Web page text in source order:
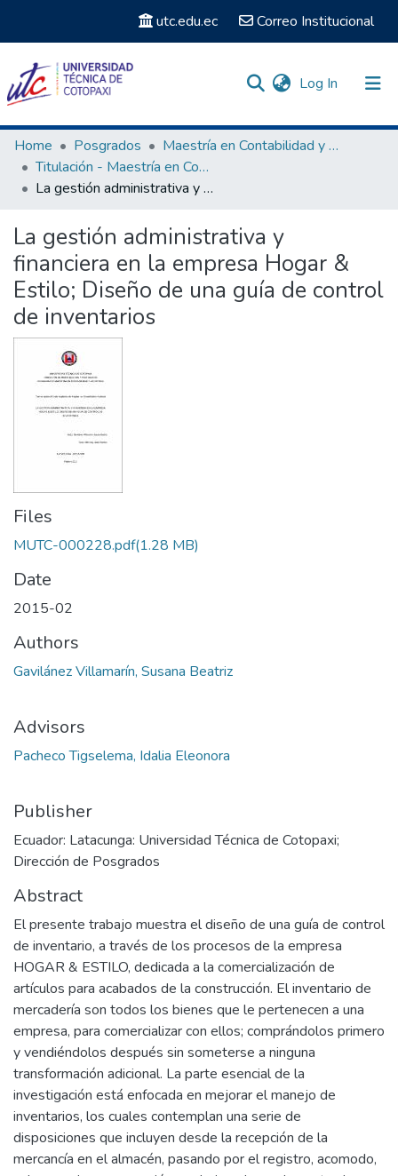
utc.edu.ec Correo Institucional
Log In (current)
Communities & Collections
Search
Home Posgrados
Maestría en Contabilidad y Auditoria
Titulación - Maestría en Contabilidad y Auditoría
La gestión administrativa y financiera en la empresa Hogar & Estilo; Diseño de una guía de control de inventarios
La gestión administrativa y
financiera en la empresa Hogar &
Estilo; Diseño de una guía de control
de inventarios
Files
MUTC-000228.pdf(1.28 MB)
Date
2015-02
Authors
Gavilánez Villamarín, Susana Beatriz
Advisors
Pacheco Tigselema, Idalia Eleonora
Publisher
Ecuador: Latacunga: Universidad Técnica de Cotopaxi;
Dirección de Posgrados
Abstract
El presente trabajo muestra el diseño de una guía de control
de inventario, a través de los procesos de la empresa
HOGAR & ESTILO, dedicada a la comercialización de
artículos para acabados de la construcción. El inventario de
mercadería son todos los bienes que le pertenecen a una
empresa, para comercializar con ellos; comprándolos primero
y vendiéndolos después sin someterse a ninguna
transformación adicional. La parte esencial de la
investigación está enfocada en mejorar el manejo de
inventarios, los cuales contemplan una serie de
disposiciones que incluyen desde la recepción de la
mercancía en el almacén, pasando por el registro, acomodo,